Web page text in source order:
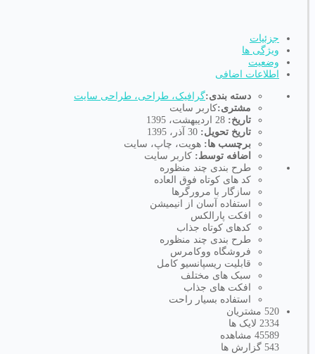
جزئیات
ویژگی ها
وضعیت
اطلاعات اضافی
دسته بندی:گرافیک، طراحی، طراحی سایت
مشتری:کاربر سایت
تاریخ:28 اردیبهشت، 1395
تاریخ تحویل:30 آذر، 1395
برچسب ها:هویت، چاپ، سایت
اضافه توسط:کاربر سایت
طرح بندی چند منظوره
کد های کوتاه فوق العاده
سازگار با مرورگرها
استفاده آسان از انیمیشن
افکت پارالکس
کدهای کوتاه جذاب
طرح بندی چند منظوره
فروشگاه ووکامرس
قابلیت ریسپانسیو کامل
سبک های مختلف
افکت های جذاب
استفاده بسیار راحت
520 مشتریان
2334 لایک ها
45589 مشاهده
543 گزارش ها